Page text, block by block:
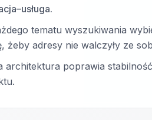
tematu wyszukiwania
żeby adresy nie walczyły ze
architektura poprawia